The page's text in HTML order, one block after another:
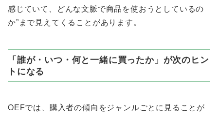
感じていて、どんな文脈で商品を使おうとしているの
か”まで見えてくることがあります。
「誰が・いつ・何と一緒に買ったか」が次のヒン
トになる
OEFでは、購入者の傾向をジャンルごとに見ることが